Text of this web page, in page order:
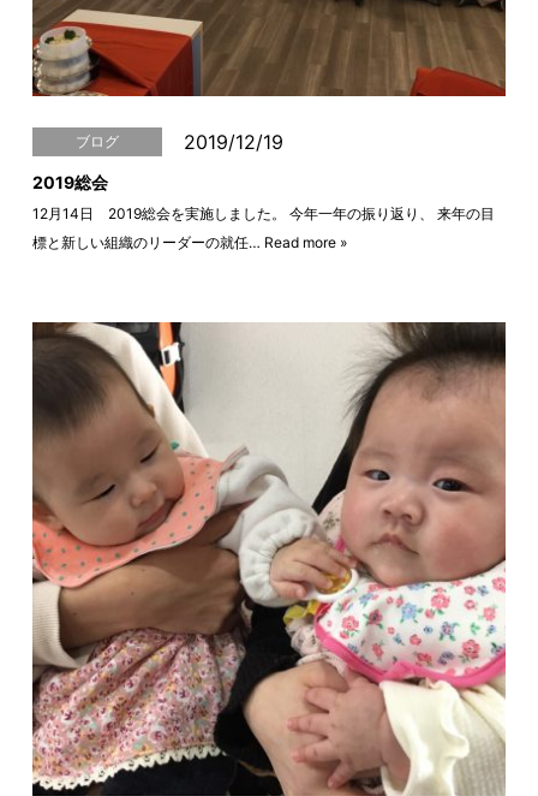
ブログ 2019/12/19
2019総会
12月14日 2019総会を実施しました。 今年一年の振り返り、 来年の目
標と新しい組織のリーダーの就任… Read more »